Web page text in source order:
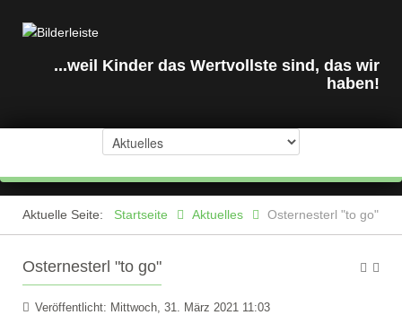
...weil Kinder das Wertvollste sind, das wir
haben!
Aktuelle Seite: Startseite Aktuelles Osternesterl "to go"
Osternesterl "to go"
Veröffentlicht: Mittwoch, 31. März 2021 11:03